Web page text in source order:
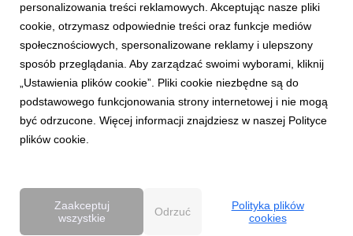
AKTUALNOŚCI
Dentsu wzmacnia kompetencje Business
Transformation w Polsce
27 kwietnia 2026
Dentsu rozwija w Polsce kompetencje Business
Transformation (BX), wzmacniając swoją pozycję w obszarze
transformacji biznesowej w erze AI. Zespół BX, którym
personalizowania treści reklamowych. Akceptując nasze pliki
cookie, otrzymasz odpowiednie treści oraz funkcje mediów
społecznościowych, spersonalizowane reklamy i ulepszony
sposób przeglądania. Aby zarządzać swoimi wyborami, kliknij
„Ustawienia plików cookie”. Pliki cookie niezbędne są do
podstawowego funkcjonowania strony internetowej i nie mogą
być odrzucone. Więcej informacji znajdziesz w naszej Polityce
plików cookie.
Zaakceptuj
wszystkie
Odrzuć
Polityka plików
cookies